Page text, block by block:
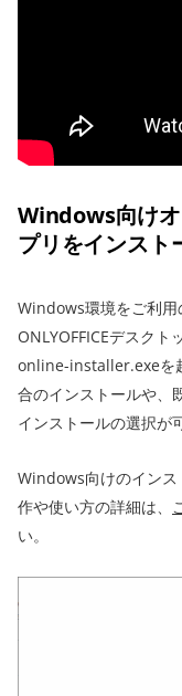
Windows向け
プリをインスト
Windows環境をご利用
ONLYOFFICEデスクト
online-installer.exeを
合のインストールや、
インストールの選択が
Windows向けのインス
作や使い方の詳細は、
い。